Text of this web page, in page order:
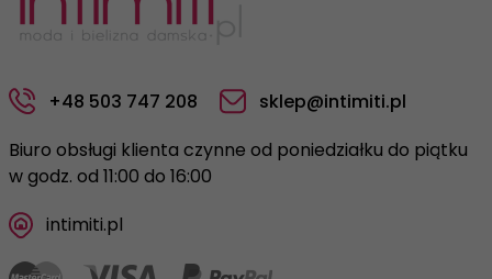
+48 503 747 208
sklep@intimiti.pl
Biuro obsługi klienta czynne od poniedziałku do piątku
w godz. od 11:00 do 16:00
intimiti.pl